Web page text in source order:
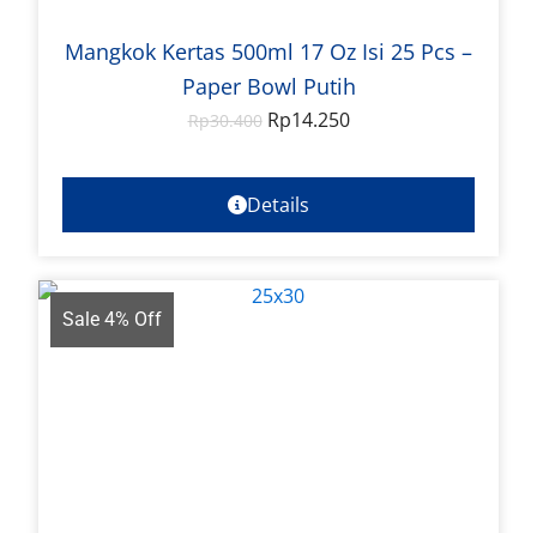
Mangkok Kertas 500ml 17 Oz Isi 25 Pcs –
Paper Bowl Putih
Rp30.400 Rp14.250
Details
Sale 4% Off